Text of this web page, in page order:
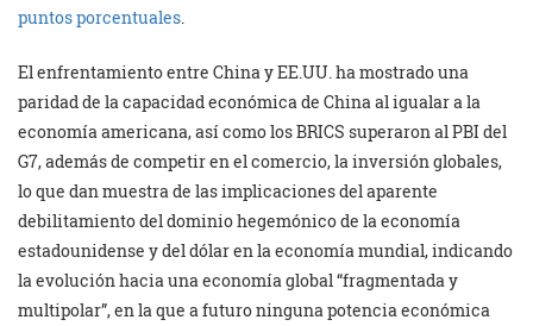
puntos porcentuales.
El enfrentamiento entre China y EE.UU. ha mostrado una
paridad de la capacidad económica de China al igualar a la
economía americana, así como los BRICS superaron al PBI del
G7, además de competir en el comercio, la inversión globales,
lo que dan muestra de las implicaciones del aparente
debilitamiento del dominio hegemónico de la economía
estadounidense y del dólar en la economía mundial, indicando
la evolución hacia una economía global “fragmentada y
multipolar”, en la que a futuro ninguna potencia económica